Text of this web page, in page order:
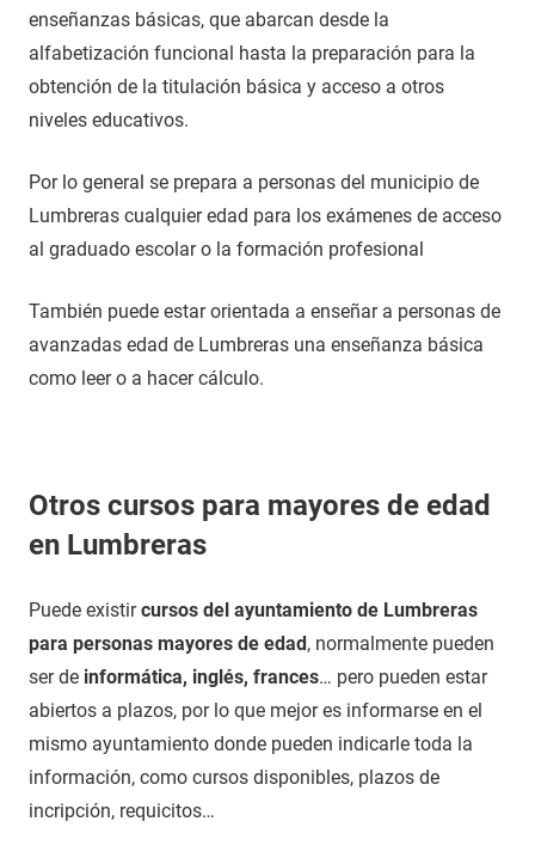
enseñanzas básicas, que abarcan desde la
alfabetización funcional hasta la preparación para la
obtención de la titulación básica y acceso a otros
niveles educativos.
Por lo general se prepara a personas del municipio de
Lumbreras cualquier edad para los exámenes de acceso
al graduado escolar o la formación profesional
También puede estar orientada a enseñar a personas de
avanzadas edad de Lumbreras una enseñanza básica
como leer o a hacer cálculo.
Otros cursos para mayores de edad
en Lumbreras
Puede existircursos del ayuntamiento de Lumbreras
para personas mayores de edad, normalmente pueden
ser de informática, inglés, frances… pero pueden estar
abiertos a plazos, por lo que mejor es informarse en el
mismo ayuntamiento donde pueden indicarle toda la
información, como cursos disponibles, plazos de
incripción, requicitos…